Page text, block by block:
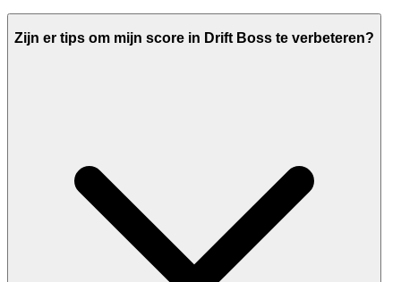
Zijn er tips om mijn score in Drift Boss te verbeteren?